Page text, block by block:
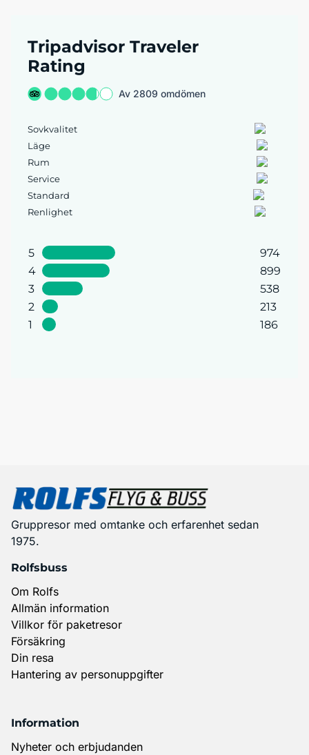
Tripadvisor Traveler
Rating
Av 2809 omdömen
Sovkvalitet
Läge
Rum
Service
Standard
Renlighet
5
974
4
899
3
538
2
213
1
186
Gruppresor med omtanke och erfarenhet sedan
1975.
Rolfsbuss
Om Rolfs
Allmän information
Villkor för paketresor
Försäkring
Din resa
Hantering av personuppgifter
Information
Nyheter och erbjudanden